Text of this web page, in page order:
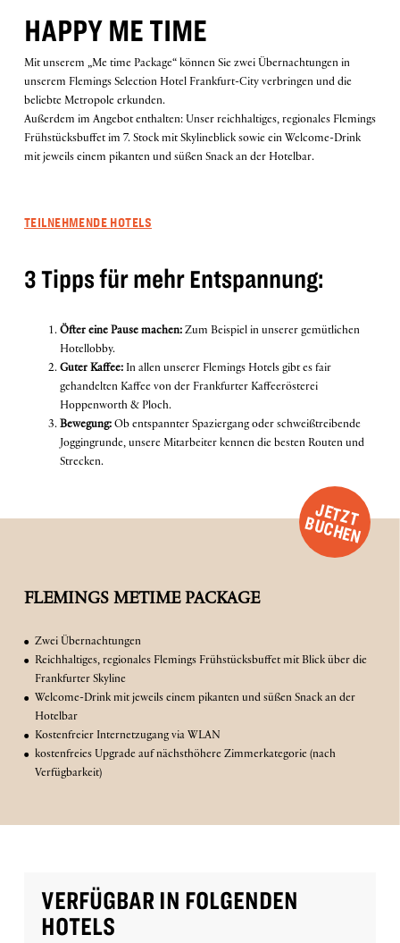
is
2026.
J
E
T
Z
T
B
U
C
H
E
N
HAPPY ME TIME
Mit unserem „Me time Package“ können Sie zwei Übernachtungen in
unserem Flemings Selection Hotel Frankfurt-City verbringen und die
beliebte Metropole erkunden.
Außerdem im Angebot enthalten: Unser reichhaltiges, regionales Flemings
Frühstücksbuffet im 7. Stock mit Skylineblick sowie ein Welcome-Drink
mit jeweils einem pikanten und süßen Snack an der Hotelbar.
TEILNEHMENDE HOTELS
3 Tipps für mehr Entspannung:
Öfter eine Pause machen: Zum Beispiel in unserer gemütlichen
Hotellobby.
Guter Kaffee: In allen unserer Flemings Hotels gibt es fair
gehandelten Kaffee von der Frankfurter Kaffeerösterei
Hoppenworth & Ploch.
Bewegung: Ob entspannter Spaziergang oder schweißtreibende
Joggingrunde, unsere Mitarbeiter kennen die besten Routen und
Strecken.
J
E
T
Z
T
B
U
C
H
E
N
FLEMINGS METIME PACKAGE
Zwei Übernachtungen
Reichhaltiges, regionales Flemings Frühstücksbuffet mit Blick über die
Frankfurter Skyline
Welcome-Drink mit jeweils einem pikanten und süßen Snack an der
Hotelbar
Kostenfreier Internetzugang via WLAN
kostenfreies Upgrade auf nächsthöhere Zimmerkategorie (nach
Verfügbarkeit)
VERFÜGBAR IN FOLGENDEN
HOTELS